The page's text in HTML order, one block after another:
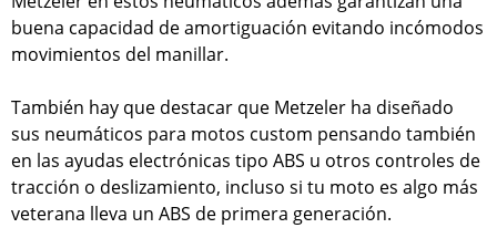
buena capacidad de amortiguación evitando incómodos
movimientos del manillar.
También hay que destacar que Metzeler ha diseñado
sus neumáticos para motos custom pensando también
en las ayudas electrónicas tipo ABS u otros controles de
tracción o deslizamiento, incluso si tu moto es algo más
veterana lleva un ABS de primera generación.